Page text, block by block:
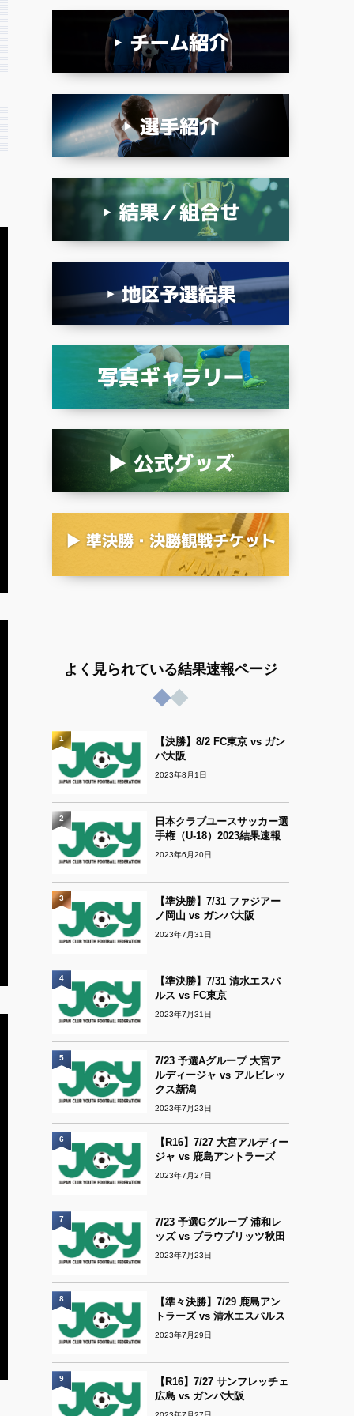
よく見られている結果速報ページ
【決勝】8/2 FC東京 vs ガン
バ大阪
2023年8月1日
1
日本クラブユースサッカー選
手権（U-18）2023結果速報
2023年6月20日
2
【準決勝】7/31 ファジアー
ノ岡山 vs ガンバ大阪
2023年7月31日
3
【準決勝】7/31 清水エスパ
ルス vs FC東京
2023年7月31日
4
7/23 予選Aグループ 大宮ア
ルディージャ vs アルビレッ
クス新潟
2023年7月23日
5
【R16】7/27 大宮アルディー
ジャ vs 鹿島アントラーズ
2023年7月27日
6
7/23 予選Gグループ 浦和レ
ッズ vs ブラウブリッツ秋田
2023年7月23日
7
【準々決勝】7/29 鹿島アン
トラーズ vs 清水エスパルス
2023年7月29日
8
【R16】7/27 サンフレッチェ
広島 vs ガンバ大阪
9